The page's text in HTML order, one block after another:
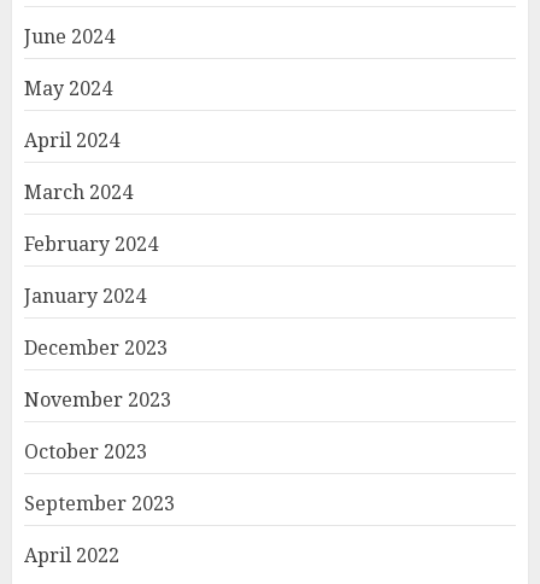
June 2024
May 2024
April 2024
March 2024
February 2024
January 2024
December 2023
November 2023
October 2023
September 2023
April 2022